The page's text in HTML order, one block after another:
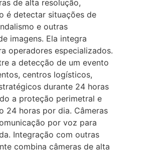
de alta resolução,
é detectar situações de
e outras
imagens. Ela integra
operadores especializados.
a detecção de um evento
centros logísticos,
durante 24 horas
a proteção perimetral e
24 horas por dia. Câmeras
por voz para
Integração com outras
combina câmeras de alta